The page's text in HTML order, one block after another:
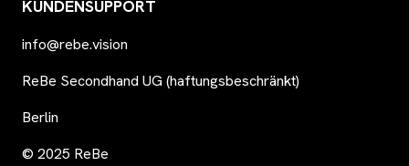
KUNDENSUPPORT
info@rebe.vision
ReBe Secondhand UG (haftungsbeschränkt)
Berlin
© 2025 ReBe